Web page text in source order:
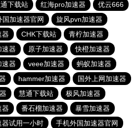
下载站 红海pro加速器
优云666
国加速器官网
旋风pvn加速器
器 CHK下载站
青柠加速器
速器 原子加速器
快橙加速器
速器 veee加速器
蚂蚁加速器
hammer加速器
国外上网加速器
慧通下载站
极风加速器
器 番石榴加速器
暴雪加速器
器试用一小时 手机外国加速器官网